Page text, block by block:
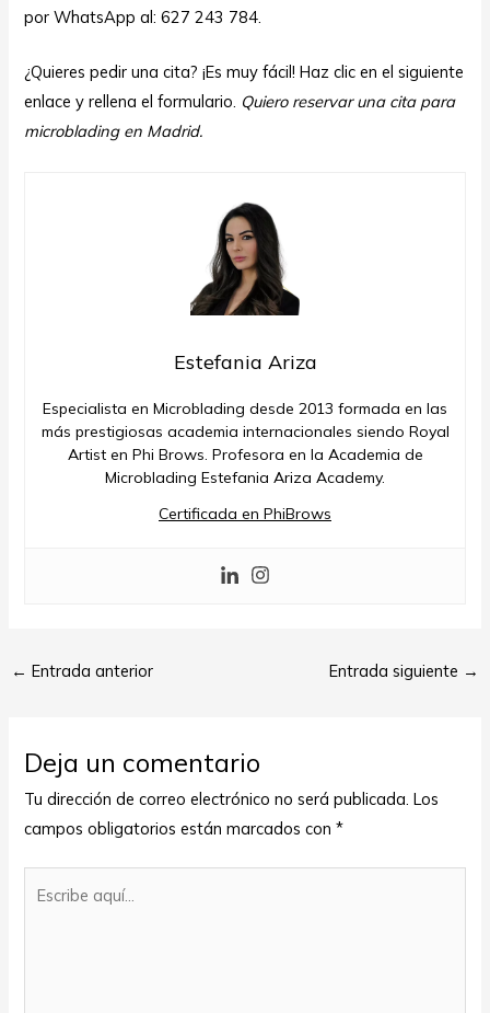
por WhatsApp al: 627 243 784.
¿Quieres pedir una cita? ¡Es muy fácil! Haz clic en el siguiente
enlace y rellena el formulario. Quiero reservar una cita para
microblading en Madrid.
Estefania Ariza
Especialista en Microblading desde 2013 formada en las
más prestigiosas academia internacionales siendo Royal
Artist en Phi Brows. Profesora en la Academia de
Microblading Estefania Ariza Academy.
Certificada en PhiBrows
← Entrada anterior Entrada siguiente →
Deja un comentario
Tu dirección de correo electrónico no será publicada. Los
campos obligatorios están marcados con*